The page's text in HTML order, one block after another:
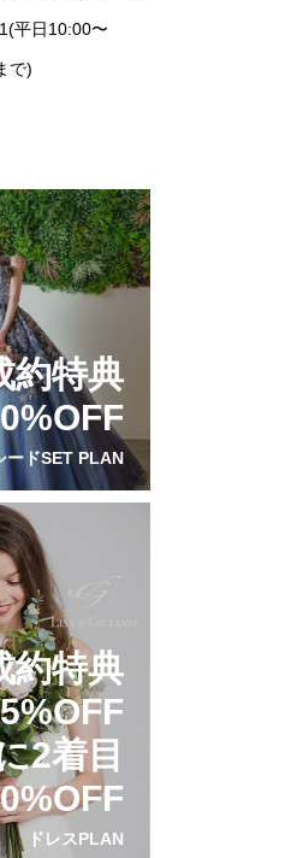
平日10:00〜
で)
約特典
ードSET PLAN
約特典
2着目
ドレスPLAN